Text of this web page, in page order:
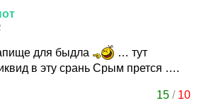
для быдла
… тут
в эту срань Срым прется ….
15/ 10